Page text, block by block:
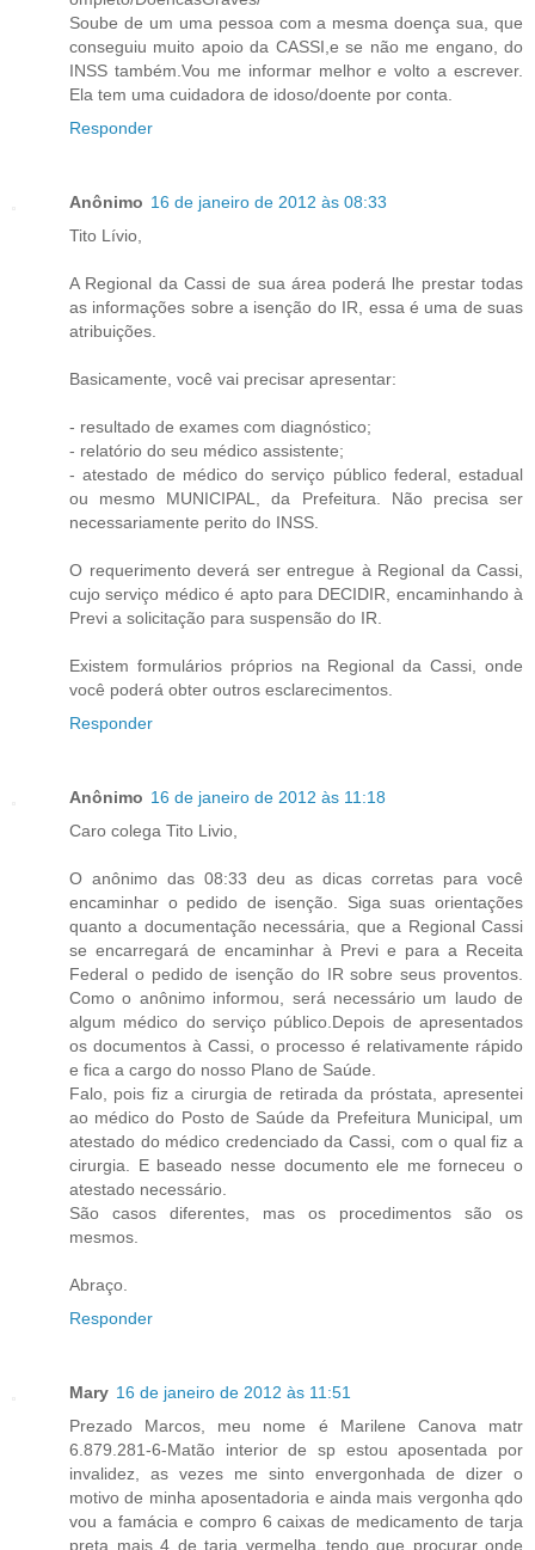
Soube de um uma pessoa com a mesma doença sua, que
conseguiu muito apoio da CASSI,e se não me engano, do
INSS também.Vou me informar melhor e volto a escrever.
Ela tem uma cuidadora de idoso/doente por conta.
Responder
Anônimo 16 de janeiro de 2012 às 08:33
Tito Lívio,
A Regional da Cassi de sua área poderá lhe prestar todas
as informações sobre a isenção do IR, essa é uma de suas
atribuições.
Basicamente, você vai precisar apresentar:
- resultado de exames com diagnóstico;
- relatório do seu médico assistente;
- atestado de médico do serviço público federal, estadual
ou mesmo MUNICIPAL, da Prefeitura. Não precisa ser
necessariamente perito do INSS.
O requerimento deverá ser entregue à Regional da Cassi,
cujo serviço médico é apto para DECIDIR, encaminhando à
Previ a solicitação para suspensão do IR.
Existem formulários próprios na Regional da Cassi, onde
você poderá obter outros esclarecimentos.
Responder
Anônimo 16 de janeiro de 2012 às 11:18
Caro colega Tito Livio,
O anônimo das 08:33 deu as dicas corretas para você
encaminhar o pedido de isenção. Siga suas orientações
quanto a documentação necessária, que a Regional Cassi
se encarregará de encaminhar à Previ e para a Receita
Federal o pedido de isenção do IR sobre seus proventos.
Como o anônimo informou, será necessário um laudo de
algum médico do serviço público.Depois de apresentados
os documentos à Cassi, o processo é relativamente rápido
e fica a cargo do nosso Plano de Saúde.
Falo, pois fiz a cirurgia de retirada da próstata, apresentei
ao médico do Posto de Saúde da Prefeitura Municipal, um
atestado do médico credenciado da Cassi, com o qual fiz a
cirurgia. E baseado nesse documento ele me forneceu o
atestado necessário.
São casos diferentes, mas os procedimentos são os
mesmos.
Abraço.
Responder
Mary 16 de janeiro de 2012 às 11:51
Prezado Marcos, meu nome é Marilene Canova matr
6.879.281-6-Matão interior de sp estou aposentada por
invalidez, as vezes me sinto envergonhada de dizer o
motivo de minha aposentadoria e ainda mais vergonha qdo
vou a famácia e compro 6 caixas de medicamento de tarja
preta mais 4 de tarja vermelha..tendo que procurar onde